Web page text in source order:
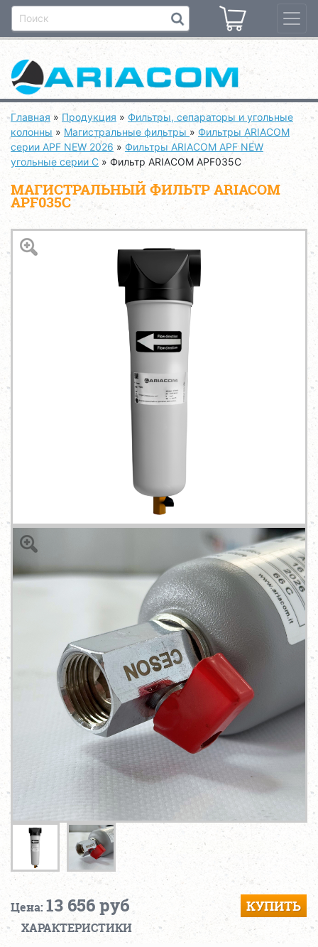
Главная » Продукция » Фильтры, сепараторы и угольные
колонны » Магистральные фильтры » Фильтры ARIACOM
серии APF NEW 2026 » Фильтры ARIACOM APF NEW
угольные серии С »Фильтр ARIACOM APF035C
МАГИСТРАЛЬНЫЙ ФИЛЬТР ARIACOM
APF035C
Цена: 13 656 руб КУПИТЬ
ХАРАКТЕРИСТИКИ